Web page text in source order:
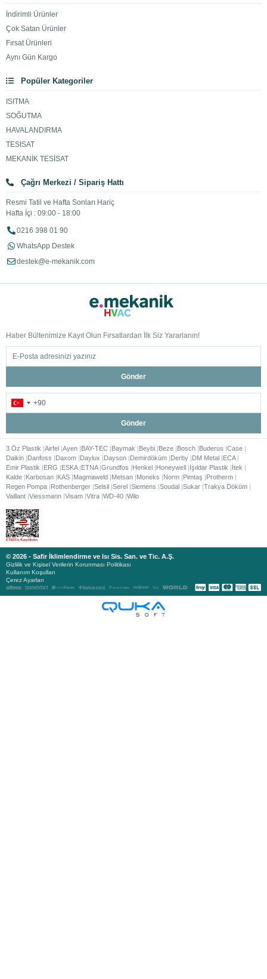
İndirimli Ürünler
Çok Satan Ürünler
Fırsat Ürünleri
Aynı Gün Kargo
Popüler Kategoriler
ISITMA
SOĞUTMA
HAVALANDIRMA
TESİSAT
MEKANİK TESİSAT
Çağrı Merkezi / Sipariş Hattı
Resmi Tatil ve Hafta Sonları Hariç
Hafta İçi : 09:00 - 18:00
0216 398 01 90
WhatsApp Destek
destek@e-mekanik.com
Haber Bültenimize Kayıt Olun Fırsatlardan İlk Siz Yararlanın!
Gönder
Gönder
3 Öz Plastik Airfel Ayen BAY-TEC Baymak Beybi Beze Bosch Buderus Case
Daikin Danfoss Daxom Daylux Dayson Demirdöküm Derby DM Metal ECA
Emir Plastik
ERG ESKA ETNA Grundfos Henkel Honeywell Işıldar Plastik
İtek
Kalde Karbosan KAS Magmaweld Metsan Moneks Norm Pimtaş
Protherm
Regen Pompa Rothenberger Selsil Serel Siemens Soudal Sukar Trakya Döküm
Vaillant Viessmann Visam Vitra WD-40 Wilo
© 2026 - Safir İklimlendirme ve Isı Sis. San. ve Tic. A.Ş.
Gizlilik ve Kişisel Verilerin Korunması Politikası
Kullanım Koşulları
Çerez Ayarları